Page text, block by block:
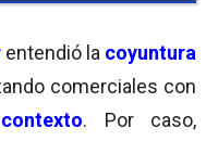
entendió la coyuntura
comerciales con
. Por caso,